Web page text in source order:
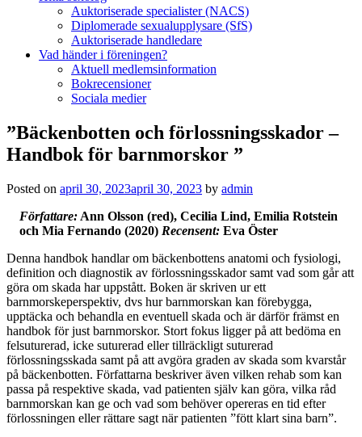
Auktoriserade specialister (NACS)
Diplomerade sexualupplysare (SfS)
Auktoriserade handledare
Vad händer i föreningen?
Aktuell medlemsinformation
Bokrecensioner
Sociala medier
”Bäckenbotten och förlossningsskador –
Handbok för barnmorskor ”
Posted on april 30, 2023april 30, 2023 by admin
Författare: Ann Olsson (red), Cecilia Lind, Emilia Rotstein
och Mia Fernando (2020) Recensent: Eva Öster
Denna handbok handlar om bäckenbottens anatomi och fysiologi,
definition och diagnostik av förlossningsskador samt vad som går att
göra om skada har uppstått. Boken är skriven ur ett
barnmorskeperspektiv, dvs hur barnmorskan kan förebygga,
upptäcka och behandla en eventuell skada och är därför främst en
handbok för just barnmorskor. Stort fokus ligger på att bedöma en
felsuturerad, icke suturerad eller tillräckligt suturerad
förlossningsskada samt på att avgöra graden av skada som kvarstår
på bäckenbotten. Författarna beskriver även vilken rehab som kan
passa på respektive skada, vad patienten själv kan göra, vilka råd
barnmorskan kan ge och vad som behöver opereras en tid efter
förlossningen eller rättare sagt när patienten ”fött klart sina barn”.